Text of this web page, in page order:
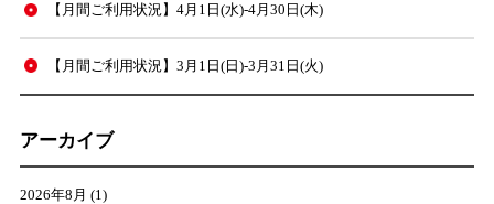
【月間ご利用状況】4月1日(水)-4月30日(木)
【月間ご利用状況】3月1日(日)-3月31日(火)
アーカイブ
2026年8月 (1)